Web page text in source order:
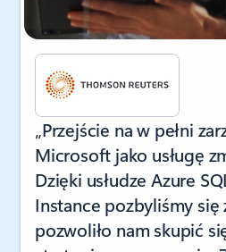
„Przejście na w pełni
Microsoft jako usługę
Dzięki usłudze Azure
Instance pozbyliśmy się
pozwoliło nam skupić